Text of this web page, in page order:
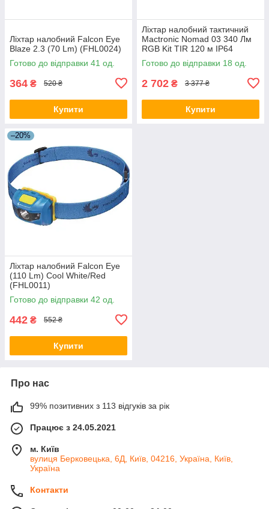
Ліхтар налобний Falcon Eye
Blaze 2.3 (70 Lm) (FHL0024)
Готово до відправки 41 од.
364 ₴ 520 ₴
Купити
Ліхтар налобний тактичний
Mactronic Nomad 03 340 Лм
RGB Kit TIR 120 м IP64
акумуляторні AAA Khaki
Готово до відправки 18 од.
2 702 ₴ 3 377 ₴
Купити
–20%
Ліхтар налобний Falcon Eye
(110 Lm) Cool White/Red
(FHL0011)
Готово до відправки 42 од.
442 ₴ 552 ₴
Купити
Про нас
99% позитивних з 113 відгуків за рік
Працює з 24.05.2021
м. Київ
вулиця Берковецька, 6Д, Київ, 04216, Україна, Київ,
Україна
Контакти